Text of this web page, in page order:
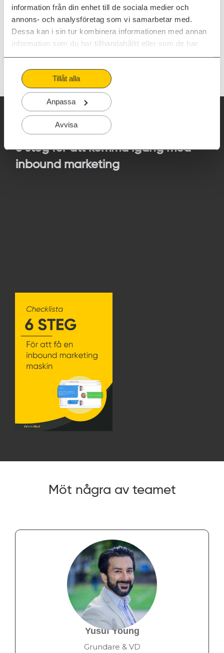
information från din enhet till de sociala medier och
annons- och analysföretag som vi samarbetar med.
Dessa kan i sin tur kombinera informationen med annan
information som du har tillhandahållit eller som de har
Tillåt alla
Anpassa
Avvisa
Ladda ner din checklista:
6 steg för att komma igång med
inbound marketing
Möt några av teamet
Yusuf Young
Grundare & VD